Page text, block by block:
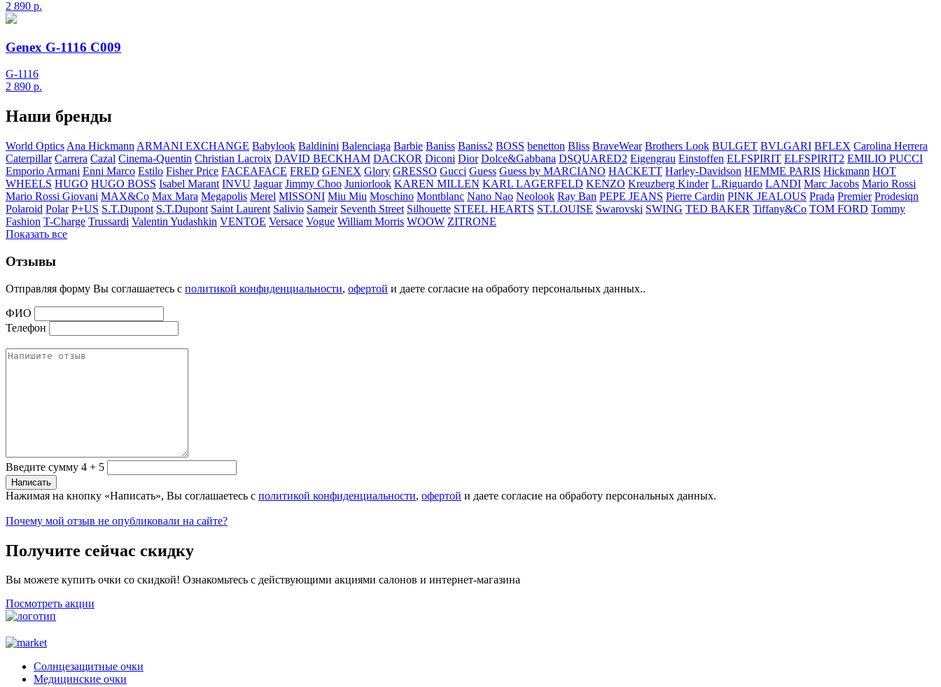
2 890 р.
Genex G-1116 C009
G-1116
2 890 р.
Наши бренды
World Optics Ana Hickmann ARMANI EXCHANGE Babylook Baldinini Balenciaga Barbie Baniss Baniss2 BOSS benetton Bliss BraveWear Brothers Look BULGET BVLGARI BFLEX Carolina Herrera
Caterpillar Carrera Cazal Cinema-Quentin Christian Lacroix DAVID BECKHAM DACKOR Diconi Dior Dolce&Gabbana DSQUARED2 Eigengrau Einstoffen ELFSPIRIT ELFSPIRIT2 EMILIO PUCCI
Emporio Armani Enni Marco Estilo Fisher Price FACEAFACE FRED GENEX Glory GRESSO Gucci Guess Guess by MARCIANO HACKETT Harley-Davidson HEMME PARIS Hickmann HOT
WHEELS HUGO HUGO BOSS Isabel Marant INVU Jaguar Jimmy Choo Juniorlook KAREN MILLEN KARL LAGERFELD KENZO Kreuzberg Kinder L.Riguardo LANDI Marc Jacobs Mario Rossi
Mario Rossi Giovani MAX&Co Max Mara Megapolis Merel MISSONI Miu Miu Moschino Montblanc Nano Nao Neolook Ray Ban PEPE JEANS Pierre Cardin PINK JEALOUS Prada Premier Prodesiqn
Polaroid Polar P+US S.T.Dupont S.T.Dupont Saint Laurent Salivio Sameir Seventh Street Silhouette STEEL HEARTS ST.LOUISE Swarovski SWING TED BAKER Tiffany&Co TOM FORD Tommy
Fashion T-Charge Trussardi Valentin Yudashkin VENTOE Versace Vogue William Morris WOOW ZITRONE
Показать все
Отзывы
Отправляя форму Вы соглашаетесь с политикой конфиденциальности, офертой и даете согласие на обработу персональных данных..
ФИО
Телефон
Введите сумму 4 + 5
Нажимая на кнопку «Написать», Вы соглашаетесь с политикой конфиденциальности, офертой и даете согласие на обработу персональных данных.
Почему мой отзыв не опубликовали на сайте?
Получите сейчас скидку
Вы можете купить очки со скидкой! Ознакомьтесь с действующими акциями салонов и интернет-магазина
Посмотреть акции
Солнцезащитные очки
Медицинские очки